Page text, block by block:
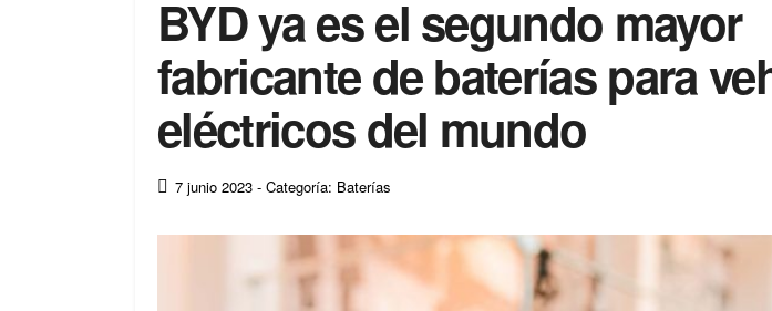
BYD ya es el segundo mayor
fabricante de baterías para
eléctricos del mundo
7 junio 2023 - Categoría: Baterías